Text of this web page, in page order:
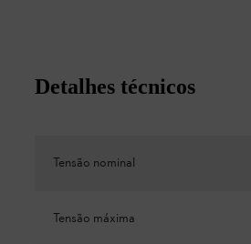
Detalhes técnicos
Tensão nominal
Tensão máxima